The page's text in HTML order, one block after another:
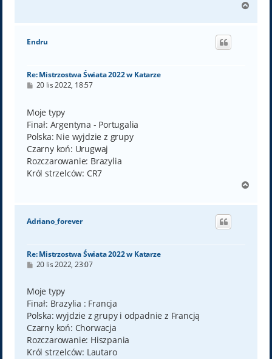
g
Endru
Re: Mistrzostwa Świata 2022 w Katarze
P
t
20 lis 2022, 18:57
Moje typy
Finał: Argentyna - Portugalia
Polska: Nie wyjdzie z grupy
Czarny koń: Urugwaj
Rozczarowanie: Brazylia
Król strzelców: CR7
g
Adriano_forever
Re: Mistrzostwa Świata 2022 w Katarze
P
t
20 lis 2022, 23:07
Moje typy
Finał: Brazylia : Francja
Polska: wyjdzie z grupy i odpadnie z Francją
Czarny koń: Chorwacja
Rozczarowanie: Hiszpania
Król strzelców: Lautaro